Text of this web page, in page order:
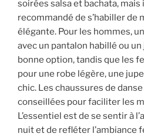
soirées salsa et bachata,
recommandé de s’habiller
élégante. Pour les hommes,
avec un pantalon habillé ou
bonne option, tandis que les
pour une robe légère, une
chic. Les chaussures de
conseillées pour faciliter les
L’essentiel est de se sentir à
nuit et de refléter l’ambiance